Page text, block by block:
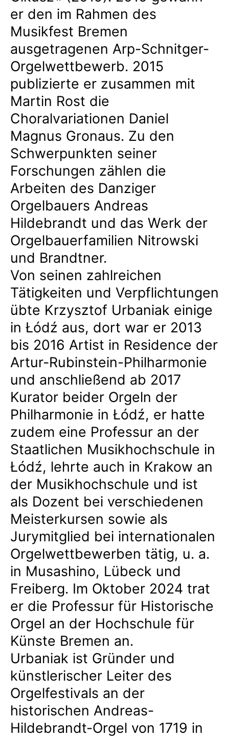
er den im Rahmen des
Musikfest Bremen
ausgetragenen Arp-Schnitger-
Orgelwettbewerb. 2015
publizierte er zusammen mit
Martin Rost die
Choralvariationen Daniel
Magnus Gronaus. Zu den
Schwerpunkten seiner
Forschungen zählen die
Arbeiten des Danziger
Orgelbauers Andreas
Hildebrandt und das Werk der
Orgelbauerfamilien Nitrowski
und Brandtner.
Von seinen zahlreichen
Tätigkeiten und Verpflichtungen
übte Krzysztof Urbaniak einige
in Łódź aus, dort war er 2013
bis 2016 Artist in Residence der
Artur-Rubinstein-Philharmonie
und anschließend ab 2017
Kurator beider Orgeln der
Philharmonie in Łódź, er hatte
zudem eine Professur an der
Staatlichen Musikhochschule in
Łódź, lehrte auch in Krakow an
der Musikhochschule und ist
als Dozent bei verschiedenen
Meisterkursen sowie als
Jurymitglied bei internationalen
Orgelwettbewerben tätig, u. a.
in Musashino, Lübeck und
Freiberg. Im Oktober 2024 trat
er die Professur für Historische
Orgel an der Hochschule für
Künste Bremen an.
Urbaniak ist Gründer und
künstlerischer Leiter des
Orgelfestivals an der
historischen Andreas-
Hildebrandt-Orgel von 1719 in